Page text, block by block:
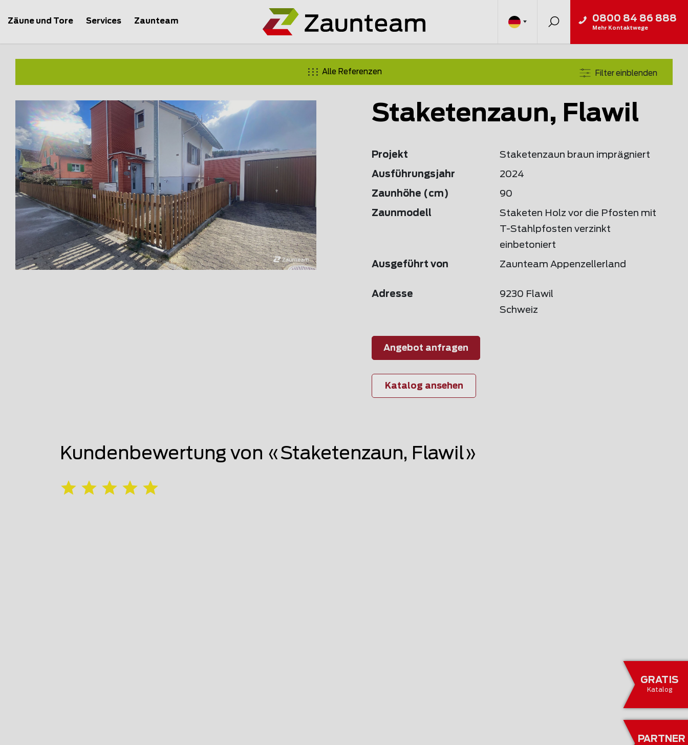
GRATIS
Katalog
PARTNER
Zäune und Tore Services Zaunteam 0800 84 86 888
Mehr Kontaktwege
Alle Referenzen Filter einblenden
Staketenzaun, Flawil
Projekt Staketenzaun braun imprägniert
Ausführungsjahr 2024
Zaunhöhe (cm) 90
Zaunmodell
Staketen Holz vor die Pfosten mit
T-Stahlpfosten verzinkt
einbetoniert
Ausgeführt von Zaunteam Appenzellerland
Adresse
9230 Flawil
Schweiz
Angebot anfragen
Katalog ansehen
Kundenbewertung von «Staketenzaun, Flawil»